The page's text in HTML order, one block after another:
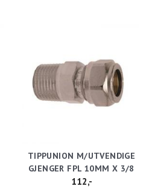
TIPPUNION M/UTVENDIGE
GJENGER FPL 10MM X 3/8
112,-